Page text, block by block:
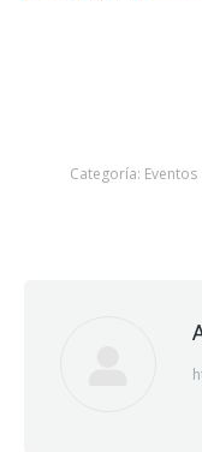
Categoría: Eventos